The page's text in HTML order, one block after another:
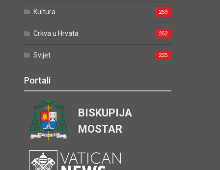
Kultura 259
Crkva u Hrvata 252
Svijet 225
Portali
BISKUPIJA
MOSTAR